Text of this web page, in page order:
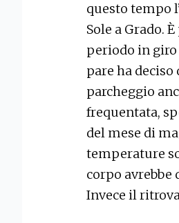
questo tempo
Sole a Grado.
periodo in giro
pare ha
parcheggio
frequentata,
del mese di
temperature
corpo avrebbe
Invece il